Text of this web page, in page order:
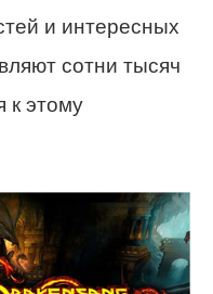
и интересных
сотни тысяч
к этому